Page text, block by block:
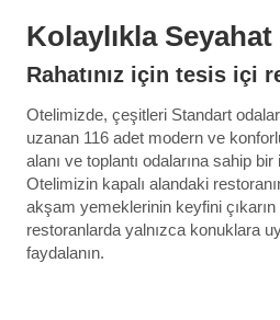
Kolaylıkla
Rahatınız için tesis içi
Otelimizde, çeşitleri Standart
uzanan 116 adet modern ve
alanı ve toplantı odalarına sahip
Otelimizin kapalı alandaki
akşam yemeklerinin keyfini
restoranlarda yalnızca konuklara
faydalanın.